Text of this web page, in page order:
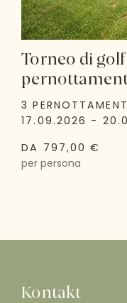
Torneo di
3
17.09.2026 -
DA 797,00 €
per persona
Kontakt